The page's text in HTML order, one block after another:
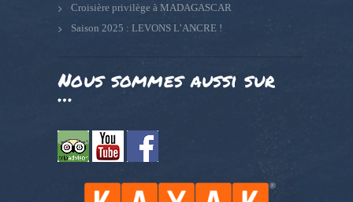
Croisière privilège à MADAGASCAR
Saison 2025 : LEVONS L’ANCRE !
Nous sommes aussi sur
…